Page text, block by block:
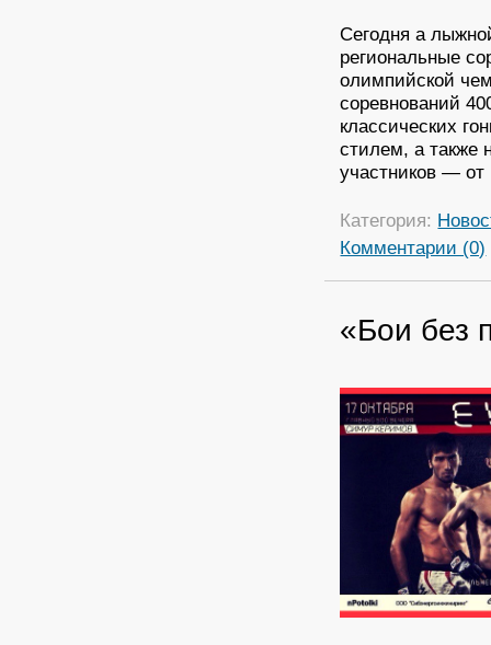
Сегодня а
региональные
олимпийской
соревнований
классических
стилем, а также
участников — от
Категория:
Комментарии (0)
«Бои без